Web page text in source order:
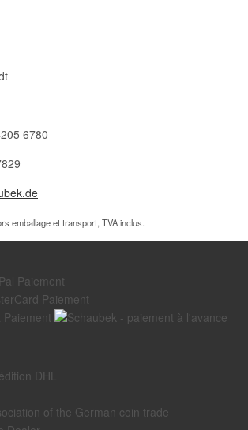
6780
emballage et transport, TVA inclus.